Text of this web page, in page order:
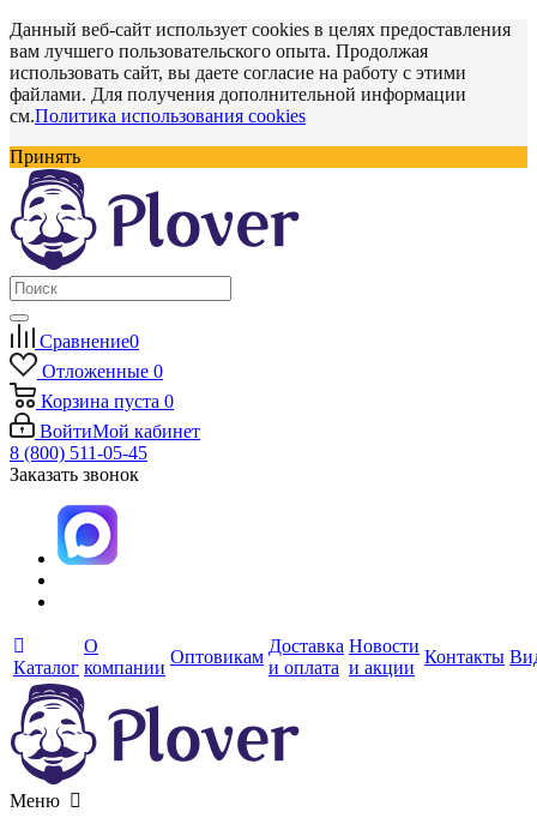
Данный веб-сайт использует cookies в целях предоставления
вам лучшего пользовательского опыта. Продолжая
использовать сайт, вы даете согласие на работу с этими
файлами. Для получения дополнительной информации
см.Политика использования cookies
Принять
Сравнение0
Отложенные 0
Корзина пуста 0
ВойтиМой кабинет
8 (800) 511-05-45
Заказать звонок
Каталог
О
компании
Оптовикам
Доставка
и оплата
Новости
и акции
Контакты
Меню